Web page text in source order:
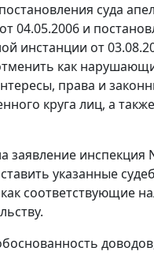
суда
04.05.2006 и
инстанции от
как
права и
круга лиц, а
заявление инспекция
указанные
соответствующие